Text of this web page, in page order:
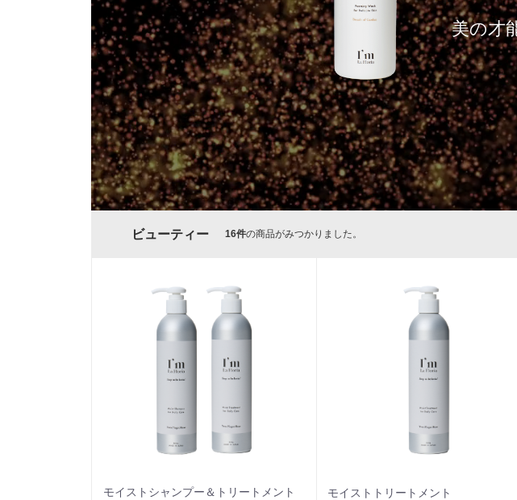
美の才
ビューティー 16件の商品がみつかりました。
モイストシャンプー＆トリートメント
モイストトリートメント